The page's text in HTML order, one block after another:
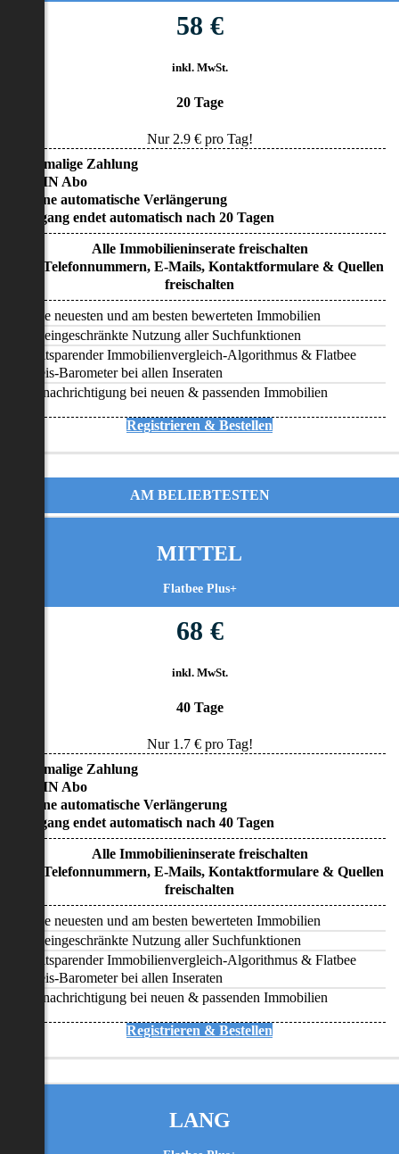
58 €
inkl. MwSt.
20 Tage
Nur 2.9€ pro Tag!
• Einmalige Zahlung
• KEIN Abo
• Keine automatische Verlängerung
• Zugang endet automatisch nach 20 Tagen
Alle Immobilieninserate freischalten
Alle Telefonnummern, E-Mails, Kontaktformulare & Quellen
freischalten
Alle neuesten und am besten bewerteten Immobilien
Uneingeschränkte Nutzung aller Suchfunktionen
Zeitsparender Immobilienvergleich-Algorithmus & Flatbee
Preis-Barometer bei allen Inseraten
Benachrichtigung bei neuen & passenden Immobilien
Registrieren & Bestellen
AM BELIEBTESTEN
MITTEL
Flatbee Plus+
68 €
inkl. MwSt.
40 Tage
Nur 1.7€ pro Tag!
• Einmalige Zahlung
• KEIN Abo
• Keine automatische Verlängerung
• Zugang endet automatisch nach 40 Tagen
Alle Immobilieninserate freischalten
Alle Telefonnummern, E-Mails, Kontaktformulare & Quellen
freischalten
Alle neuesten und am besten bewerteten Immobilien
Uneingeschränkte Nutzung aller Suchfunktionen
Zeitsparender Immobilienvergleich-Algorithmus & Flatbee
Preis-Barometer bei allen Inseraten
Benachrichtigung bei neuen & passenden Immobilien
Registrieren & Bestellen
LANG